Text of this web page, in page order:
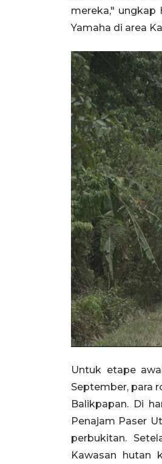
mereka," ungkap
Yamaha di area
Untuk etape
September, para
Balikpapan. Di
Penajam Paser
perbukitan.
Kawasan hutan